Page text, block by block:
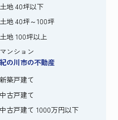
土地 40坪以下
土地 40坪～100坪
土地 100坪以上
マンション
紀の川市の不動産
新築戸建て
中古戸建て
古戸建て 1000万円以下